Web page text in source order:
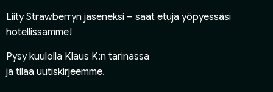
Liity Strawberryn jäseneksi – saat etuja yöpyessäsi
hotellissamme!
Pysy kuulolla Klaus K:n tarinassa
ja tilaa uutiskirjeemme.